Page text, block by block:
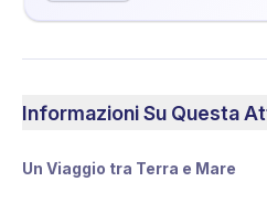
Informazioni Su Questa
Un Viaggio tra Terra e Mare